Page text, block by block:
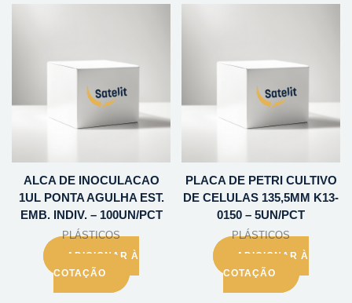
ALCA DE INOCULACAO
1UL PONTA AGULHA EST.
EMB. INDIV. – 100UN/PCT
PLÁSTICOS
ADICIONAR À
COTAÇÃO
PLACA DE PETRI CULTIVO
DE CELULAS 135,5MM K13-
0150 – 5UN/PCT
PLÁSTICOS
ADICIONAR À
COTAÇÃO